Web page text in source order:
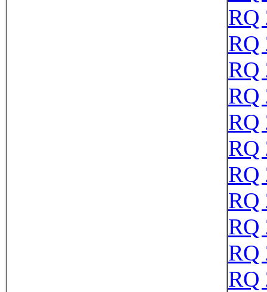
RQ
RQ
RQ
RQ
RQ
RQ
RQ
RQ
RQ
RQ
RQ